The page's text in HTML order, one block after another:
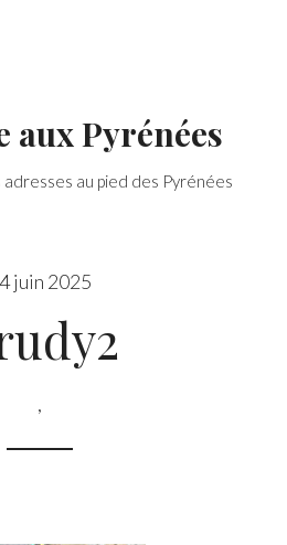
aux Pyrénées
adresses au pied des Pyrénées
juin 2025
,